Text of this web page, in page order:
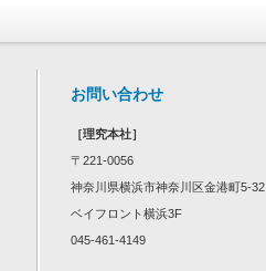
お問い合わせ
［理究本社］
〒221-0056
神奈川県横浜市神奈川区金港町5-32
ベイフロント横浜3F
045-461-4149